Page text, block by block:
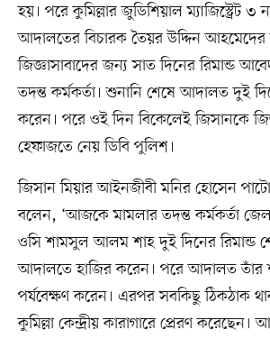
হয়। পরে কুমিল্লার জুডিশিয়াল ম্যাজিস্ট্রেট ৩
আদালতের বিচারক তৈয়র উদ্দিন
জিজ্ঞাসাবাদের জন্য সাত দিনের রিমান্ড
তদন্ত কর্মকর্তা। শুনানি শেষে আদালত দুই
করেন। পরে ওই দিন বিকেলেই জিসানকে
হেফাজতে নেয় ডিবি পুলিশ।
জিসান মিয়ার আইনজীবী মনির হোসেন
বলেন, ‘আজকে মামলার তদন্ত কর্মকর্তা
ওসি শামসুল আলম শাহ দুই দিনের রিমান্ড
আদালতে হাজির করেন। পরে আদালত তাঁর
পর্যবেক্ষণ করেন। এরপর সবকিছু ঠিকঠাক
কুমিল্লা কেন্দ্রীয় কারাগারে প্রেরণ